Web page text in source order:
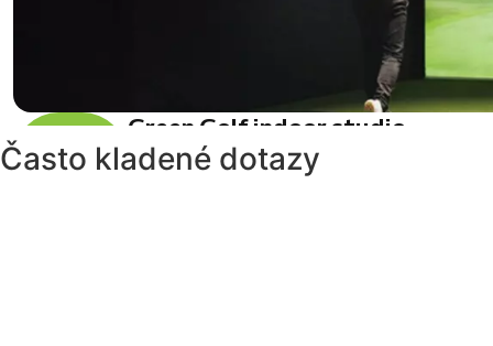
Často kladené dotazy